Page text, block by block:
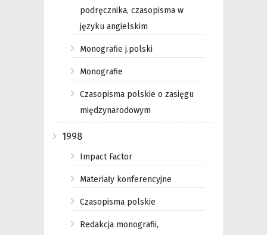
podręcznika, czasopisma w
języku angielskim
Monografie j.polski
Monografie
Czasopisma polskie o zasięgu
międzynarodowym
1998
Impact Factor
Materiały konferencyjne
Czasopisma polskie
Redakcja monografii,